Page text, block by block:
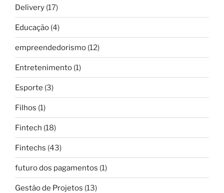
Delivery (17)
Educação (4)
empreendedorismo (12)
Entretenimento (1)
Esporte (3)
Filhos (1)
Fintech (18)
Fintechs (43)
futuro dos pagamentos (1)
Gestão de Projetos (13)